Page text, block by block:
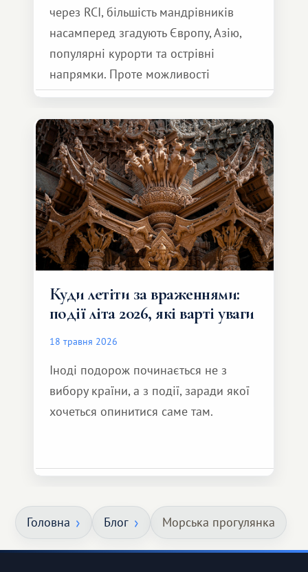
через RCI, більшість мандрівників
насамперед згадують Європу, Азію,
популярні курорти та острівні
напрямки. Проте можливості
обмінної системи значно ширші.
Серед них є і Африка – континент,
який здатний подарувати зовсім
інший формат подорожі.
Куди летіти за враженнями:
події літа 2026, які варті уваги
18 травня 2026
Іноді подорож починається не з
вибору країни, а з події, заради якої
хочеться опинитися саме там.
Головна Блог Морська прогулянка